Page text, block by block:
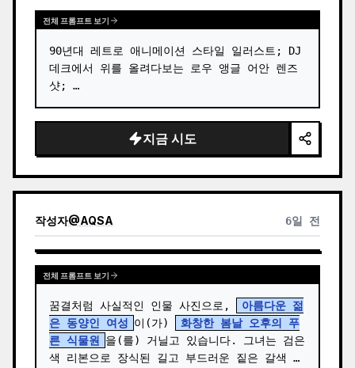
전체 프롬프트 보기
90년대 레트로 애니메이션 스타일 일러스트; DJ
데크에서 위를 올려다보는 로우 앵글 어안 렌즈
샷; …
지금 시도
작성자@AQSA 6일 전
전체 프롬프트 보기
꿈결처럼 사실적인 인물 사진으로,
아름다운 젊
은 동양인 여성 이(가)
화창한 봄날 오후의 푸
른 식물원
을(를) 거닐고 있습니다. 그녀는 검은
색 리본으로 장식된 길고 부드러운 짙은 갈색 머